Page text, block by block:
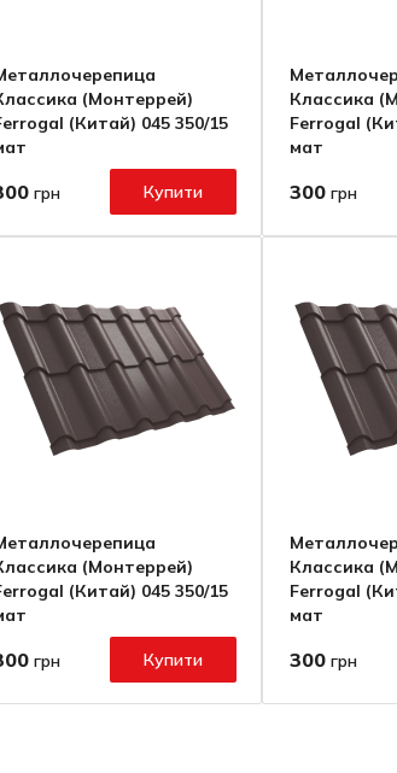
(Монтеррей)
(Китай) 045 350/15
грн Купити
Классика
Ferrogal
мат
300 грн
(Монтеррей)
(Китай) 045 350/15
грн Купити
Классика
Ferrogal
мат
300 грн